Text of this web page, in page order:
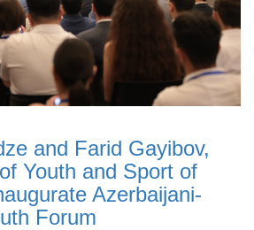
and Farid Gayibov,
Youth and Sport of
Azerbaijani-
Forum